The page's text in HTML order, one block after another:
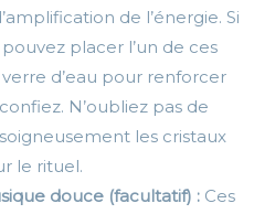
de l’énergie. Si
placer l’un de ces
d’eau pour renforcer
N’oubliez pas de
les cristaux
le rituel.
douce (facultatif) : Ces